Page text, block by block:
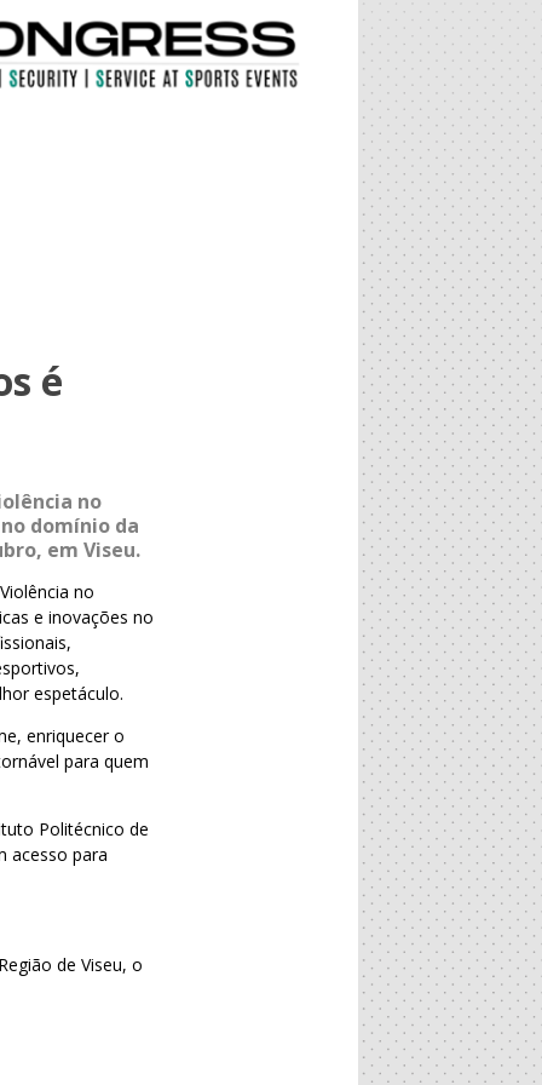
é
no
domínio da
em Viseu.
no
e inovações no
espetáculo.
enriquecer o
para quem
Politécnico de
acesso para
de Viseu, o